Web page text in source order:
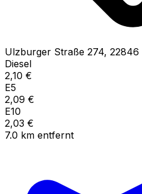
Ulzburger Straße 274, 22846
Diesel
2,10 €
E5
2,09 €
E10
2,03 €
7.0 km entfernt